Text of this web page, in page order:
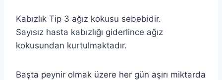
Kabızlık Tip 3 ağız kokusu sebebidir.
Sayısız hasta kabızlığı giderlince ağız
kokusundan kurtulmaktadır.
Başta peynir olmak üzere her gün aşırı miktarda